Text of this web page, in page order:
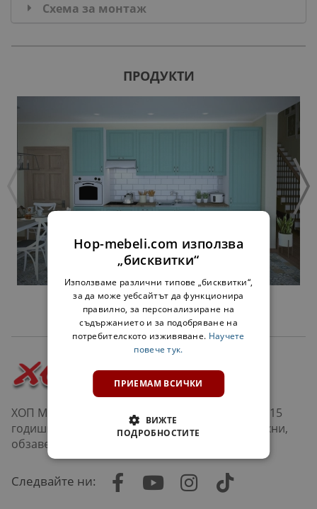
Схема за монтаж
ПРОДУКТИ
КУХНЯ
ХОП Мебели е верига магазини в София и над 15
годишна история в продажбата на мебели, кухни,
обзавеждане за дневна, хол, офис и др.
Следвайте ни:
Hop-mebeli.com използва
„бисквитки“
Използваме различни типове „бисквитки“,
за да може уебсайтът да функционира
правилно, за персонализиране на
съдържанието и за подобряване на
потребителското изживяване. Научете
повече тук.
ПРИЕМАМ ВСИЧКИ
ВИЖТЕ
ПОДРОБНОСТИТЕ